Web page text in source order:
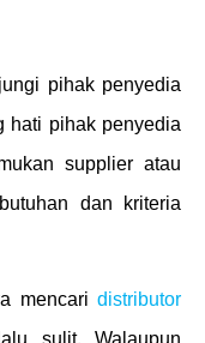
pihak penyedia
hati pihak penyedia
supplier atau
dan kriteria
mencari distributor
sulit. Walaupun